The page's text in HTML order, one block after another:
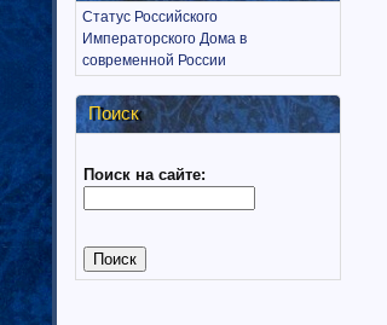
Воронежская область (18)
Дагестан (1)
Еврейская автономная область
(1)
Забайкальский край (2)
Иркутская область (11)
Калмыкия (6)
Калужская область (37)
Статус Российского
Императорского Дома в
современной России
Поиск
Поиск на сайте: